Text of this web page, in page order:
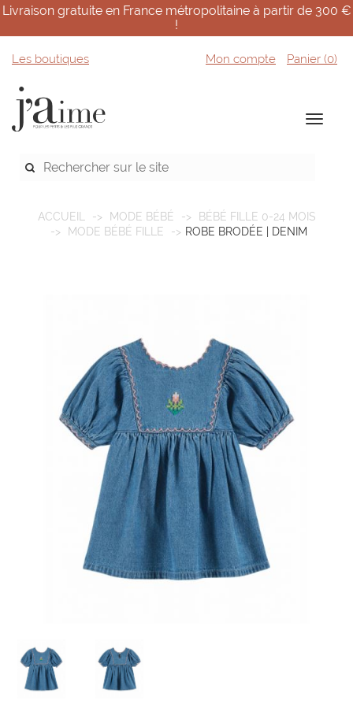
Livraison gratuite en France métropolitaine à partir de 300 €
!
Les boutiques Mon compte Panier (0)
ACCUEIL MODE BÉBÉ
BÉBÉ FILLE 0-24 MOIS
MODE BÉBÉ FILLE
ROBE BRODÉE | DENIM